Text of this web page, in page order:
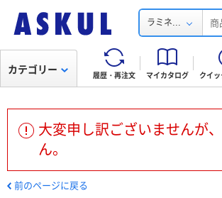
ラミネ...
履歴・再注文 マイカタログ クイ
カテゴリー
大変申し訳ございませんが
ん。
前のページに戻る